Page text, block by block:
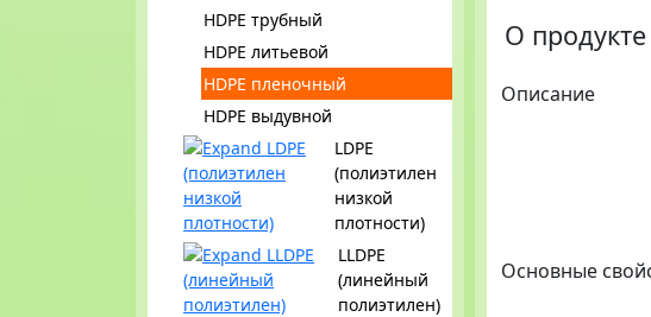
HDPE трубный
HDPE литьевой
HDPE пленочный
HDPE выдувной
LDPE
(полиэтилен
низкой
плотности)
LLDPE
(линейный
полиэтилен)
О продукте
Описание
Основные